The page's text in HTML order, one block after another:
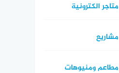
متاجر الكترونية
مشاريع
مطاعم ومنيوهات